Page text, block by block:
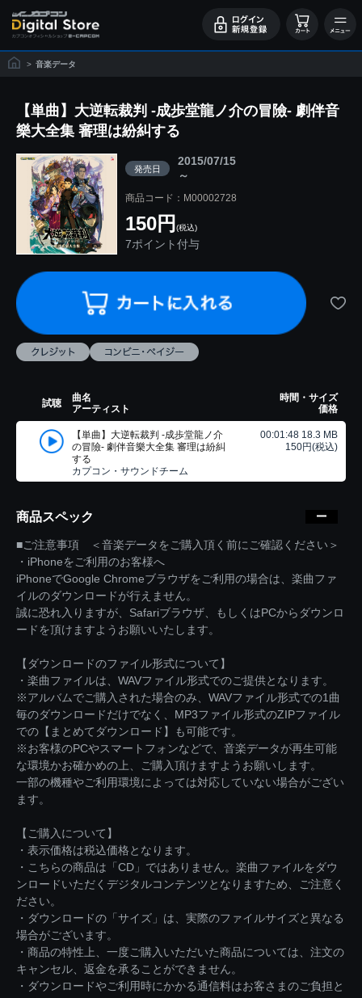
> 音楽データ
【単曲】大逆転裁判 -成歩堂龍ノ介の冒險- 劇伴音
樂大全集 審理は紛糾する
発売日
2015/07/15
～
商品コード：M00002728
150円 (税込)
7ポイント付与
試聴
曲名
アーティスト
時間・サイズ
価格
【単曲】大逆転裁判 -成歩堂龍ノ介
の冒險- 劇伴音樂大全集 審理は紛糾
する
カプコン・サウンドチーム
00:01:48 18.3 MB
150円(税込)
商品スペック
■ご注意事項 ＜音楽データをご購入頂く前にご確認ください＞
・iPhoneをご利用のお客様へ
iPhoneでGoogle Chromeブラウザをご利用の場合は、楽曲ファ
イルのダウンロードが行えません。
誠に恐れ入りますが、Safariブラウザ、もしくはPCからダウンロ
ードを頂けますようお願いいたします。
【ダウンロードのファイル形式について】
・楽曲ファイルは、WAVファイル形式でのご提供となります。
※アルバムでご購入された場合のみ、WAVファイル形式での1曲
毎のダウンロードだけでなく、MP3ファイル形式のZIPファイル
での【まとめてダウンロード】も可能です。
※お客様のPCやスマートフォンなどで、音楽データが再生可能
な環境かお確かめの上、ご購入頂けますようお願いします。
一部の機種やご利用環境によっては対応していない場合がござい
ます。
【ご購入について】
・表示価格は税込価格となります。
・こちらの商品は「CD」ではありません。楽曲ファイルをダウ
ンロードいただくデジタルコンテンツとなりますため、ご注意く
ださい。
・ダウンロードの「サイズ」は、実際のファイルサイズと異なる
場合がございます。
・商品の特性上、一度ご購入いただいた商品については、注文の
キャンセル、返金を承ることができません。
・ダウンロードやご利用時にかかる通信料はお客さまのご負担と